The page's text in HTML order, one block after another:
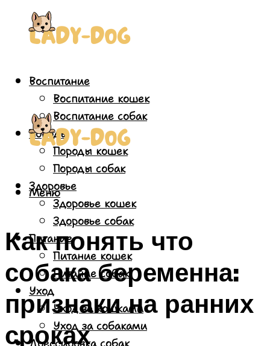
Воспитание
Воспитание кошек
Воспитание собак
Породы
Породы кошек
Породы собак
Здоровье
Здоровье кошек
Здоровье собак
Питание
Питание кошек
Питание собак
Уход
Уход за кошками
Уход за собаками
Меню
Как понять что
собака беременна:
признаки на ранних
сроках